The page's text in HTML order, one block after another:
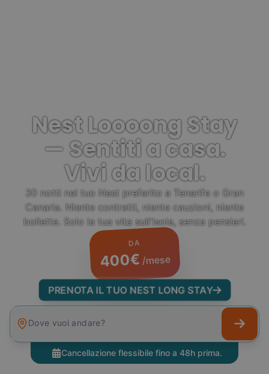
Nest Loooong Stay
— Sentiti a casa.
Vivi da local.
30 notti nel tuo Nest preferito a Tenerife o Gran
Canaria. Niente contratti, niente cauzioni, niente
bollette. Solo la tua vita sull'isola, senza pensieri.
DA
400€ /mese
PRENOTA IL TUO NEST LONG STAY
Dove vuoi andare?
Cancellazione flessibile fino a 48h prima.